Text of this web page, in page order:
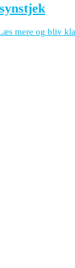
mere og bliv